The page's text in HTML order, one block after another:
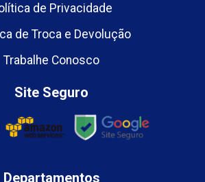
de Privacidade
de Troca e Devolução
Trabalhe Conosco
Site Seguro
Departamentos